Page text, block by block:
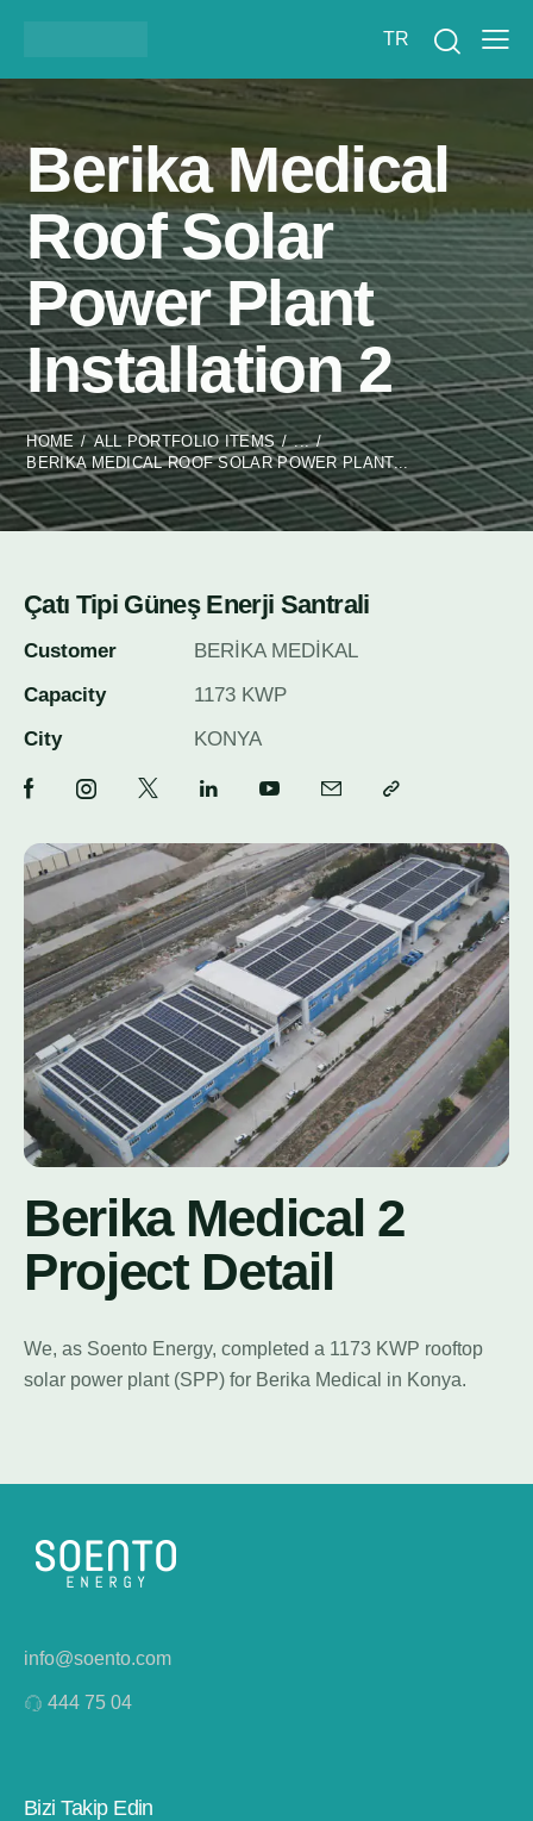
TR
Berika Medical
Roof Solar
Power Plant
Installation 2
HOME ALL PORTFOLIO ITEMS
...
BERIKA MEDICAL ROOF SOLAR POWER PLANT...
Çatı Tipi Güneş Enerji Santrali
Customer
BERİKA MEDİKAL
Capacity
1173 KWP
City
KONYA
Berika Medical 2
Project Detail
We, as Soento Energy, completed a 1173 KWP rooftop
solar power plant (SPP) for Berika Medical in Konya.
info@soento.com
444 75 04
Bizi Takip Edin